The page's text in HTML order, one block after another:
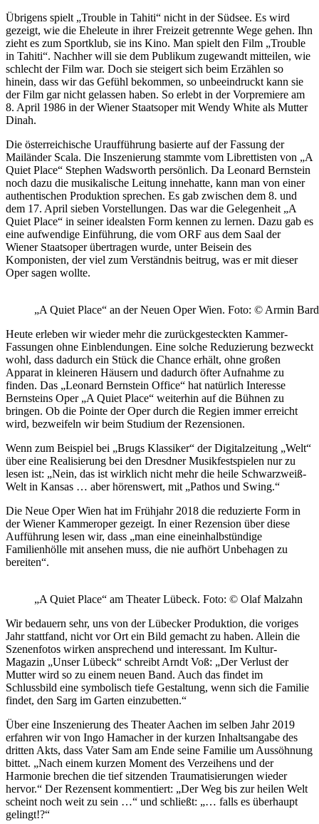
Übrigens spielt „Trouble in Tahiti“ nicht in der Südsee. Es wird
gezeigt, wie die Eheleute in ihrer Freizeit getrennte Wege gehen. Ihn
zieht es zum Sportklub, sie ins Kino. Man spielt den Film „Trouble
in Tahiti“. Nachher will sie dem Publikum zugewandt mitteilen, wie
schlecht der Film war. Doch sie steigert sich beim Erzählen so
hinein, dass wir das Gefühl bekommen, so unbeeindruckt kann sie
der Film gar nicht gelassen haben. So erlebt in der Vorpremiere am
8. April 1986 in der Wiener Staatsoper mit Wendy White als Mutter
Dinah.
Die österreichische Uraufführung basierte auf der Fassung der
Mailänder Scala. Die Inszenierung stammte vom Librettisten von „A
Quiet Place“ Stephen Wadsworth persönlich. Da Leonard Bernstein
noch dazu die musikalische Leitung innehatte, kann man von einer
authentischen Produktion sprechen. Es gab zwischen dem 8. und
dem 17. April sieben Vorstellungen. Das war die Gelegenheit „A
Quiet Place“ in seiner idealsten Form kennen zu lernen. Dazu gab es
eine aufwendige Einführung, die vom ORF aus dem Saal der
Wiener Staatsoper übertragen wurde, unter Beisein des
Komponisten, der viel zum Verständnis beitrug, was er mit dieser
Oper sagen wollte.
„A Quiet Place“ an der Neuen Oper Wien. Foto: © Armin
Heute erleben wir wieder mehr die zurückgesteckten Kammer-
Fassungen ohne Einblendungen. Eine solche Reduzierung bezweckt
wohl, dass dadurch ein Stück die Chance erhält, ohne großen
Apparat in kleineren Häusern und dadurch öfter Aufnahme zu
finden. Das „Leonard Bernstein Office“ hat natürlich Interesse
Bernsteins Oper „A Quiet Place“ weiterhin auf die Bühnen zu
bringen. Ob die Pointe der Oper durch die Regien immer erreicht
wird, bezweifeln wir beim Studium der Rezensionen.
Wenn zum Beispiel bei „Brugs Klassiker“ der Digitalzeitung „Welt“
über eine Realisierung bei den Dresdner Musikfestspielen nur zu
lesen ist: „Nein, das ist wirklich nicht mehr die heile Schwarzweiß-
Welt in Kansas … aber hörenswert, mit „Pathos und Swing.“
Die Neue Oper Wien hat im Frühjahr 2018 die reduzierte Form in
der Wiener Kammeroper gezeigt. In einer Rezension über diese
Aufführung lesen wir, dass „man eine eineinhalbstündige
Familienhölle mit ansehen muss, die nie aufhört Unbehagen zu
bereiten“.
„A Quiet Place“ am Theater Lübeck. Foto: © Olaf Malzahn
Wir bedauern sehr, uns von der Lübecker Produktion, die voriges
Jahr stattfand, nicht vor Ort ein Bild gemacht zu haben. Allein die
Szenenfotos wirken ansprechend und interessant. Im Kultur-
Magazin „Unser Lübeck“ schreibt Arndt Voß: „Der Verlust der
Mutter wird so zu einem neuen Band. Auch das findet im
Schlussbild eine symbolisch tiefe Gestaltung, wenn sich die Familie
findet, den Sarg im Garten einzubetten.“
Über eine Inszenierung des Theater Aachen im selben Jahr 2019
erfahren wir von Ingo Hamacher in der kurzen Inhaltsangabe des
dritten Akts, dass Vater Sam am Ende seine Familie um Aussöhnung
bittet. „Nach einem kurzen Moment des Verzeihens und der
Harmonie brechen die tief sitzenden Traumatisierungen wieder
hervor.“ Der Rezensent kommentiert: „Der Weg bis zur heilen Welt
scheint noch weit zu sein …“ und schließt: „… falls es überhaupt
gelingt!?“